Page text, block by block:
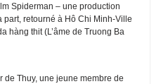
Spiderman – une production
retourné à Hô Chi Minh-Ville
hàng thit (L’âme de Truong Ba
de Thuy, une jeune membre de